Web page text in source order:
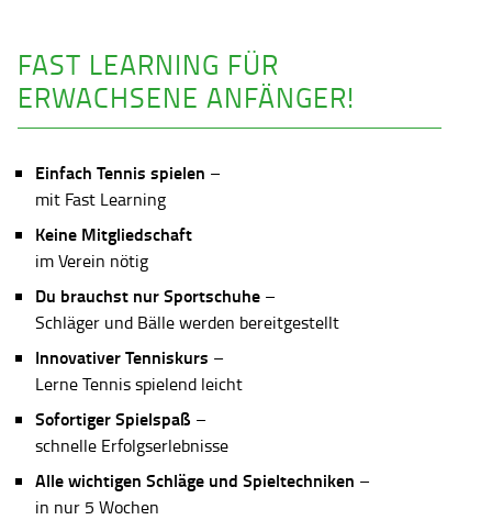
FAST LEARNING FÜR
ERWACHSENE ANFÄNGER!
Einfach Tennis spielen –
mit Fast Learning
Keine Mitgliedschaft
im Verein nötig
Du brauchst nur Sportschuhe –
Schläger und Bälle werden bereitgestellt
Innovativer Tenniskurs –
Lerne Tennis spielend leicht
Sofortiger Spielspaß –
schnelle Erfolgserlebnisse
Alle wichtigen Schläge und Spieltechniken –
in nur 5 Wochen